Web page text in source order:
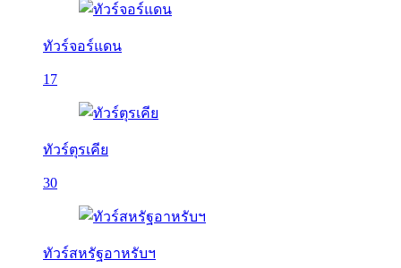
ทัวร์จอร์แดน
17
ทัวร์ตุรเคีย
30
ทัวร์สหรัฐอาหรับฯ